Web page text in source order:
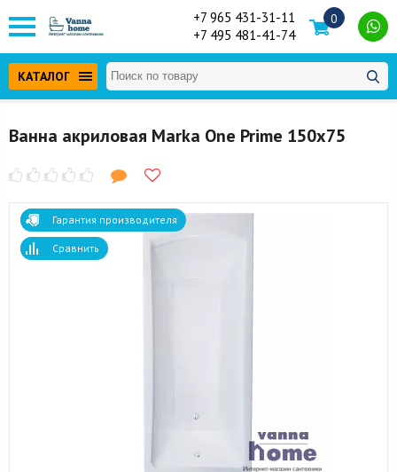
+7 965 431-31-11
+7 495 481-41-74
0
КАТАЛОГ
Ванна акриловая Marka One Prime 150x75
Гарантия производителя
Сравнить